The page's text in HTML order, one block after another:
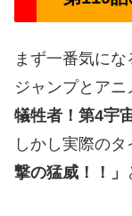
まず一番気にな
ジャンプとア
犠牲者！第4宇
しかし実際のタ
撃の猛威！！」